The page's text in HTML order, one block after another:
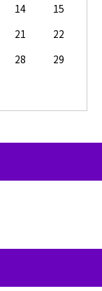
14
15
21
22
28
29